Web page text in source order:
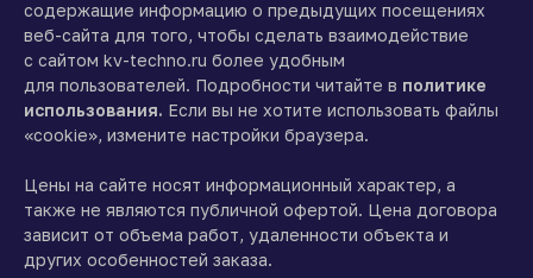
содержащие информацию о предыдущих посещениях
веб-сайта для того, чтобы сделать взаимодействие
с сайтом kv-techno.ru более удобным
для пользователей. Подробности читайте в политике
использования. Если вы не хотите использовать файлы
«cookie», измените настройки браузера.
Цены на сайте носят информационный характер, а
также не являются публичной офертой. Цена договора
зависит от объема работ, удаленности объекта и
других особенностей заказа.